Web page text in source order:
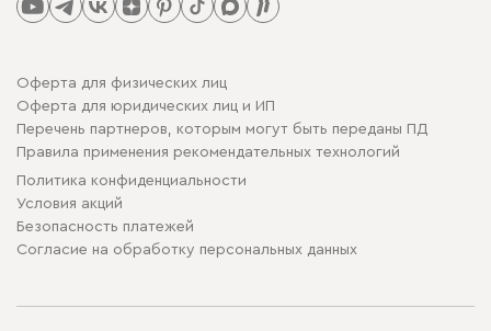
Оферта для физических лиц
Оферта для юридических лиц и ИП
Перечень партнеров, которым могут быть переданы ПД
Правила применения рекомендательных технологий
Политика конфиденциальности
Условия акций
Безопасность платежей
Cогласие на обработку персональных данных